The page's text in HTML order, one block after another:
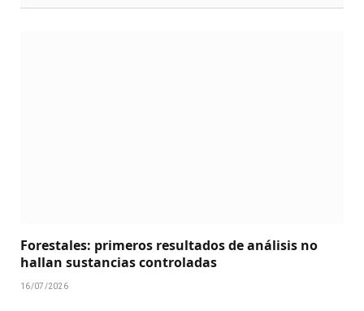
Forestales: primeros resultados de análisis no
hallan sustancias controladas
16/07/2026